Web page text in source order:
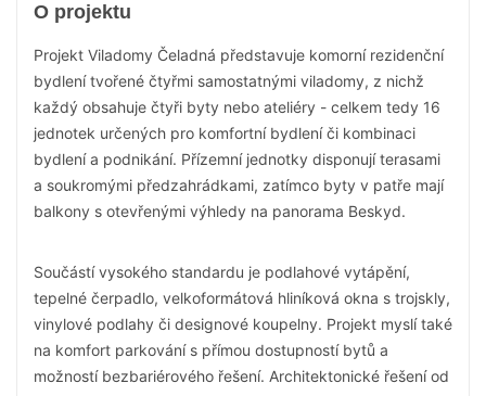
O projektu
Projekt Viladomy Čeladná představuje komorní rezidenční
bydlení tvořené čtyřmi samostatnými viladomy, z nichž
každý obsahuje čtyři byty nebo ateliéry - celkem tedy 16
jednotek určených pro komfortní bydlení či kombinaci
bydlení a podnikání. Přízemní jednotky disponují terasami
a soukromými předzahrádkami, zatímco byty v patře mají
balkony s otevřenými výhledy na panorama Beskyd.
Součástí vysokého standardu je podlahové vytápění,
tepelné čerpadlo, velkoformátová hliníková okna s trojskly,
vinylové podlahy či designové koupelny. Projekt myslí také
na komfort parkování s přímou dostupností bytů a
možností bezbariérového řešení. Architektonické řešení od